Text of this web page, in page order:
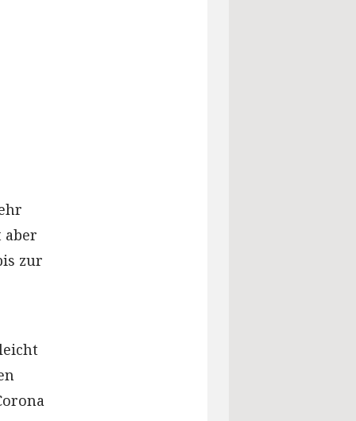
aber
zur